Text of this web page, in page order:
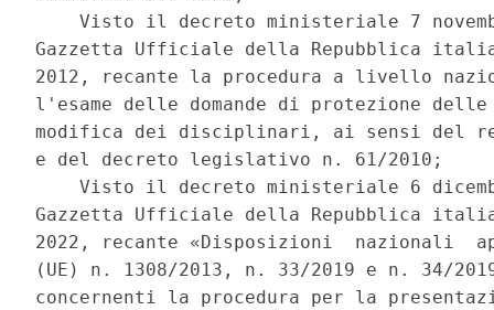
Visto il decreto ministeriale 7
Gazzetta Ufficiale della Repubblica
2012, recante la procedura a livello
l'esame delle domande di protezione
modifica dei disciplinari, ai sensi del
e del decreto legislativo n. 61/2010;
Visto il decreto ministeriale 6
Gazzetta Ufficiale della Repubblica
2022, recante «Disposizioni  nazionali
(UE) n. 1308/2013, n. 33/2019 e n. 34/
concernenti la procedura per la